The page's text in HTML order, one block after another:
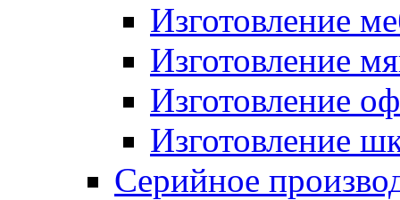
Изготовление
Изготовление
Изготовление
Изготовление
Серийное